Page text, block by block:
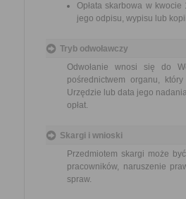
Opłata skarbowa w
jego odpisu, wypisu lub
Tryb odwoławczy
Odwołanie wnosi się do
pośrednictwem organu,
Urzędzie lub data jego
opłat.
Skargi i wnioski
Przedmiotem skargi może
pracowników, naruszenie
spraw.